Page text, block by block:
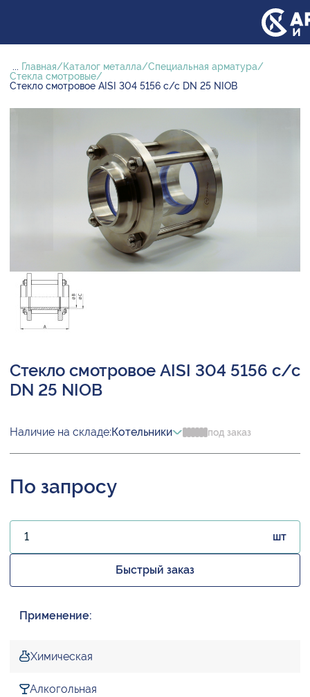
... Главная Каталог металла
Специальная арматура
Стекла смотровые
Стекло смотровое AISI 304 5156 с/с DN 25 NIOB
Стекло смотровое AISI 304 5156 с/с
DN 25 NIOB
Наличие на складе:Котельники под заказ
По запросу
шт
Быстрый заказ
Применение:
Химическая
Алкогольная